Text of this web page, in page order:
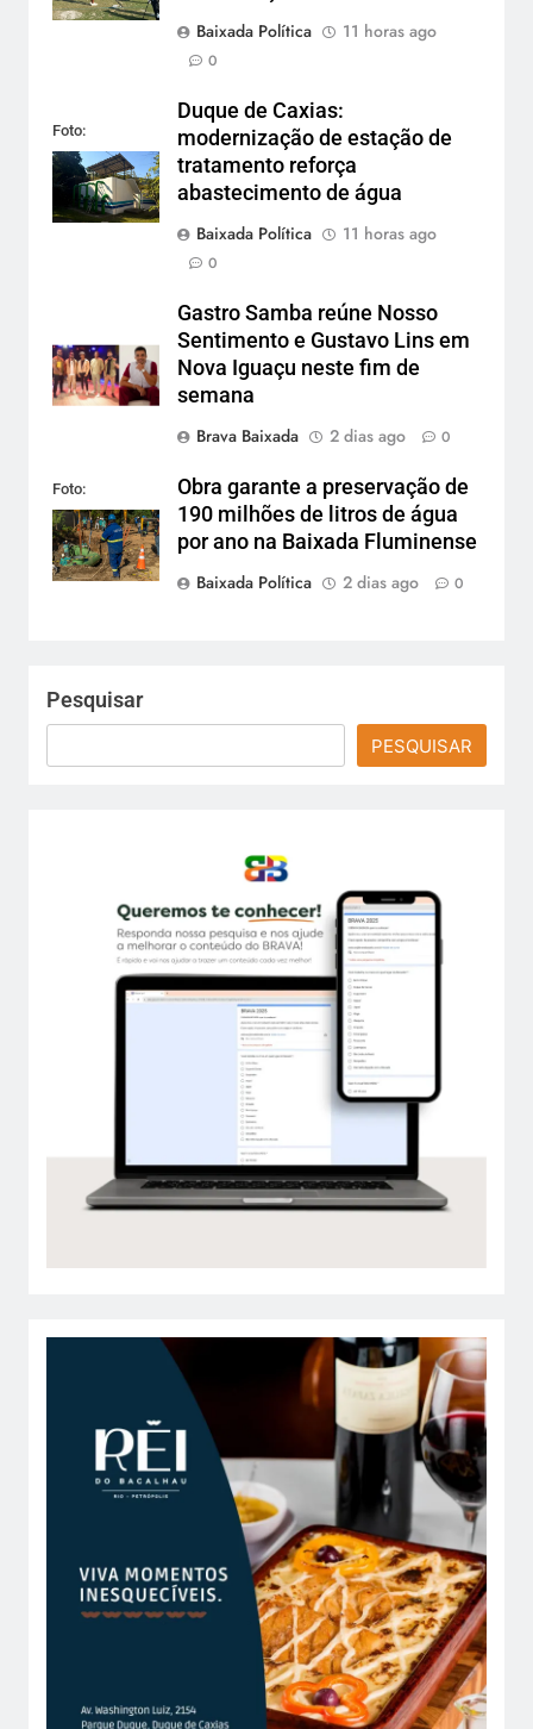
Baixada Política
11 horas ago
0
Foto:
Divulgação
Duque de Caxias:
modernização de estação de
tratamento reforça
abastecimento de água
Baixada Política
11 horas ago
0
Gastro Samba reúne Nosso
Sentimento e Gustavo Lins em
Nova Iguaçu neste fim de
semana
Brava Baixada
2 dias ago 0
Foto:
Divulgação
Obra garante a preservação de
190 milhões de litros de água
por ano na Baixada Fluminense
Baixada Política
2 dias ago 0
Pesquisar
PESQUISAR